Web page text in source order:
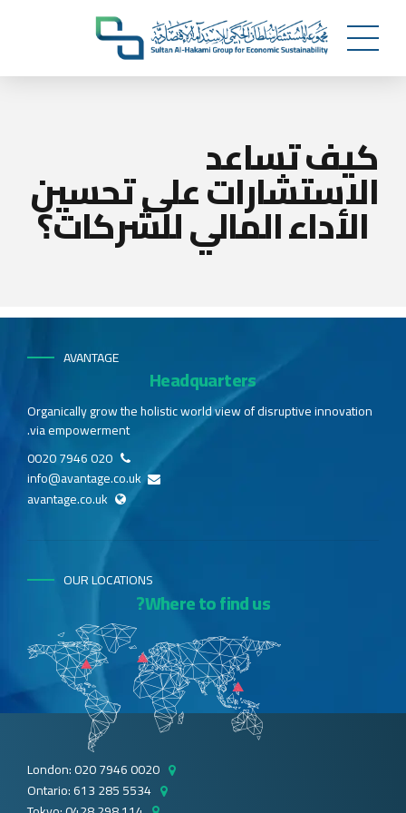
كيف تساعد
الاستشارات على تحسين
الأداء المالي للشركات؟
AVANTAGE
Headquarters
Organically grow the holistic world view of disruptive innovation
via empowerment.
020 7946 0020
info@avantage.co.uk
avantage.co.uk
OUR LOCATIONS
Where to find us?
London: 020 7946 0020
Ontario: 613 285 5534